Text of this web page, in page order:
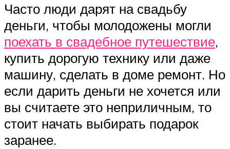
Часто люди дарят на свадьбу
деньги, чтобы молодожены могли
поехать в свадебное путешествие,
купить дорогую технику или даже
машину, сделать в доме ремонт. Но
если дарить деньги не хочется или
вы считаете это неприличным, то
стоит начать выбирать подарок
заранее.